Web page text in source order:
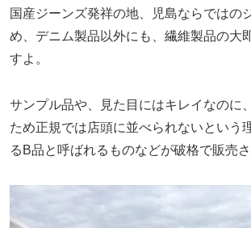
国産ジーンズ発祥の地、児島ならではの
め、デニム製品以外にも、繊維製品の大
すよ。
サンプル品や、見た目にはキレイなのに
ため正規では店頭に並べられないという
るB品と呼ばれるものなどが破格で販売さ